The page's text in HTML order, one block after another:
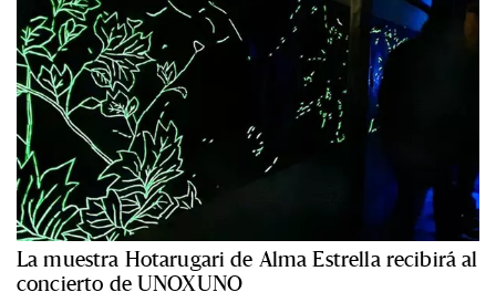
La muestra Hotarugari de Alma Estrella recibirá al
concierto de UNOXUNO